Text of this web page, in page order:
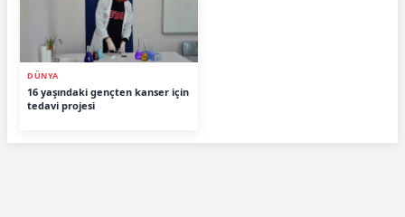
DÜNYA
16 yaşındaki gençten kanser için
tedavi projesi